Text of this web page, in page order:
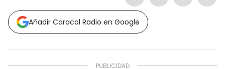
Añadir Caracol Radio en Google